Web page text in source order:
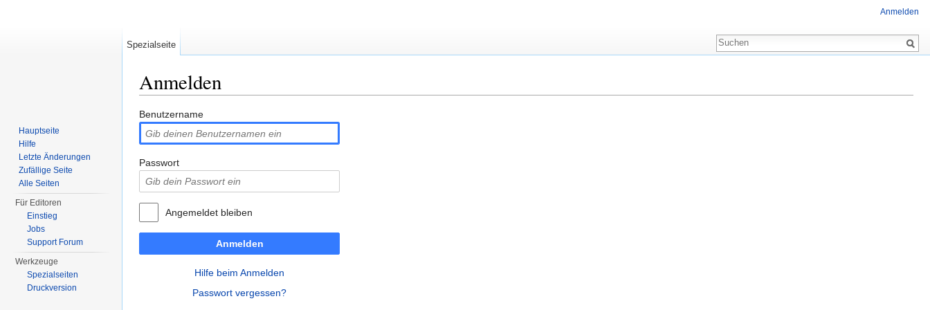
Anmelden
Benutzername
Passwort
Angemeldet bleiben
Anmelden
Hilfe beim Anmelden
Passwort vergessen?
Anmelden
Spezialseite
Hauptseite
Hilfe
Letzte Änderungen
Zufällige Seite
Alle Seiten
Für Editoren
Einstieg
Jobs
Support Forum
Werkzeuge
Spezialseiten
Druckversion